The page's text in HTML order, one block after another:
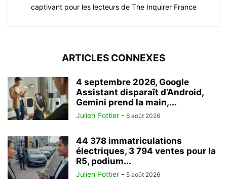
captivant pour les lecteurs de The Inquirer France
ARTICLES CONNEXES
4 septembre 2026, Google
Assistant disparaît d’Android,
Gemini prend la main,...
Julien Pottier - 6 août 2026
44 378 immatriculations
électriques, 3 794 ventes pour la
R5, podium...
Julien Pottier - 5 août 2026